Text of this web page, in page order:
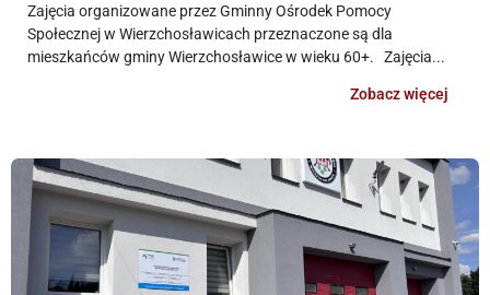
Zajęcia organizowane przez Gminny Ośrodek Pomocy
Społecznej w Wierzchosławicach przeznaczone są dla
mieszkańców gminy Wierzchosławice w wieku 60+. Zajęcia...
Zobacz więcej